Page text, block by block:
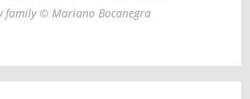
family © Mariano Bocanegra